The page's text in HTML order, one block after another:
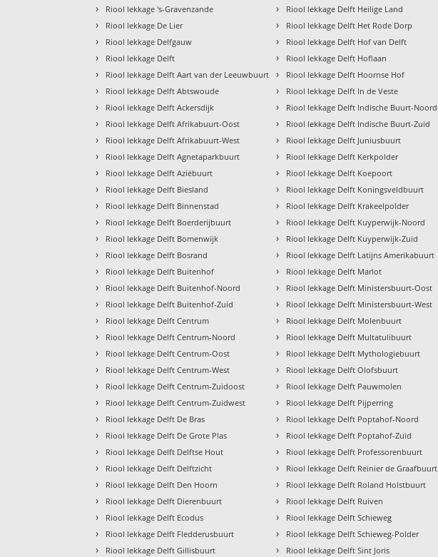
› Riool lekkage 's-Gravenzande
› Riool lekkage De Lier
› Riool lekkage Delfgauw
› Riool lekkage Delft
› Riool lekkage Delft Aart van der Leeuwbuurt
› Riool lekkage Delft Abtswoude
› Riool lekkage Delft Ackersdijk
› Riool lekkage Delft Afrikabuurt-Oost
› Riool lekkage Delft Afrikabuurt-West
› Riool lekkage Delft Agnetaparkbuurt
› Riool lekkage Delft Aziëbuurt
› Riool lekkage Delft Biesland
› Riool lekkage Delft Binnenstad
› Riool lekkage Delft Boerderijbuurt
› Riool lekkage Delft Bomenwijk
› Riool lekkage Delft Bosrand
› Riool lekkage Delft Buitenhof
› Riool lekkage Delft Buitenhof-Noord
› Riool lekkage Delft Buitenhof-Zuid
› Riool lekkage Delft Centrum
› Riool lekkage Delft Centrum-Noord
› Riool lekkage Delft Centrum-Oost
› Riool lekkage Delft Centrum-West
› Riool lekkage Delft Centrum-Zuidoost
› Riool lekkage Delft Centrum-Zuidwest
› Riool lekkage Delft De Bras
› Riool lekkage Delft De Grote Plas
› Riool lekkage Delft Delftse Hout
› Riool lekkage Delft Delftzicht
› Riool lekkage Delft Den Hoorn
› Riool lekkage Delft Dierenbuurt
› Riool lekkage Delft Ecodus
› Riool lekkage Delft Fledderusbuurt
› Riool lekkage Delft Gillisbuurt
› Riool lekkage Delft Heilige Land
› Riool lekkage Delft Het Rode Dorp
› Riool lekkage Delft Hof van Delft
› Riool lekkage Delft Hoflaan
› Riool lekkage Delft Hoornse Hof
› Riool lekkage Delft In de Veste
› Riool lekkage Delft Indische Buurt-Noord
› Riool lekkage Delft Indische Buurt-Zuid
› Riool lekkage Delft Juniusbuurt
› Riool lekkage Delft Kerkpolder
› Riool lekkage Delft Koepoort
› Riool lekkage Delft Koningsveldbuurt
› Riool lekkage Delft Krakeelpolder
› Riool lekkage Delft Kuyperwijk-Noord
› Riool lekkage Delft Kuyperwijk-Zuid
› Riool lekkage Delft Latijns Amerikabuurt
› Riool lekkage Delft Marlot
› Riool lekkage Delft Ministersbuurt-Oost
› Riool lekkage Delft Ministersbuurt-West
› Riool lekkage Delft Molenbuurt
› Riool lekkage Delft Multatulibuurt
› Riool lekkage Delft Mythologiebuurt
› Riool lekkage Delft Olofsbuurt
› Riool lekkage Delft Pauwmolen
› Riool lekkage Delft Pijperring
› Riool lekkage Delft Poptahof-Noord
› Riool lekkage Delft Poptahof-Zuid
› Riool lekkage Delft Professorenbuurt
› Riool lekkage Delft Reinier de Graafbuurt
› Riool lekkage Delft Roland Holstbuurt
› Riool lekkage Delft Ruiven
› Riool lekkage Delft Schieweg
› Riool lekkage Delft Schieweg-Polder
› Riool lekkage Delft Sint Joris